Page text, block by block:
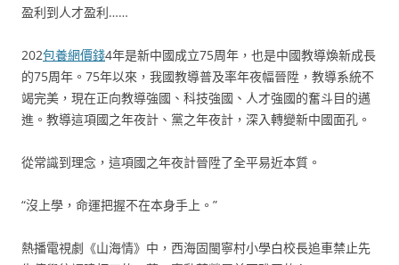
盈利到人才盈利……
202包養網價錢4年是新中國成立75周年，也是中國教導煥新成長
的75周年。75年以來，我國教導普及率年夜幅晉陞，教導系統不
竭完美，現在正向教導強國、科技強國、人才強國的奮斗目的邁
進。教導這項國之年夜計、黨之年夜計，深入轉變新中國面孔。
從常識到理念，這項國之年夜計晉陞了全平易近本質。
“沒上學，命運把握不在本身手上。”
熱播電視劇《山海情》中，西海固閩寧村小學白校長追車禁止先